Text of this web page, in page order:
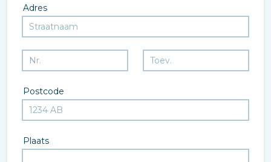
Adres
Postcode
Plaats